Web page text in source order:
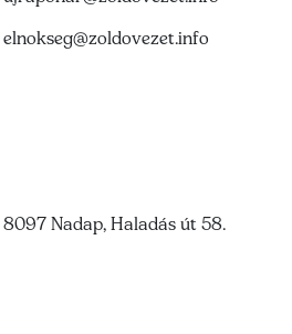
elnokseg@zoldovezet.info
8097 Nadap, Haladás út 58.